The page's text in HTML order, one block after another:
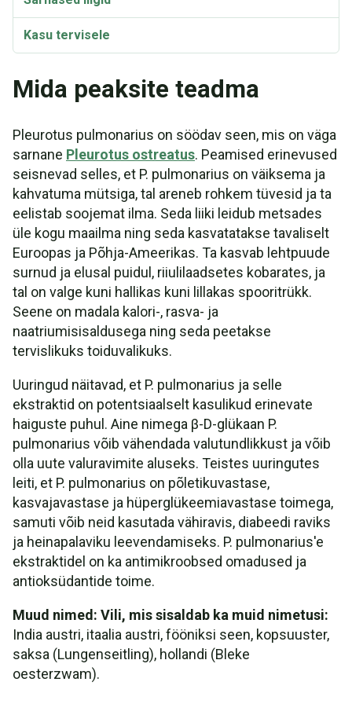
Kasu tervisele
Pleurotus pulmonarius Märkused
Kasvatamine
Sünonüümid ja sordid
Pleurotus pulmonarius Video
Mida peaksite teadma
Pleurotus pulmonarius on söödav seen, mis on väga
sarnane Pleurotus ostreatus. Peamised erinevused
seisnevad selles, et P. pulmonarius on väiksema ja
kahvatuma mütsiga, tal areneb rohkem tüvesid ja ta
eelistab soojemat ilma. Seda liiki leidub metsades
üle kogu maailma ning seda kasvatatakse tavaliselt
Euroopas ja Põhja-Ameerikas. Ta kasvab lehtpuude
surnud ja elusal puidul, riiulilaadsetes kobarates, ja
tal on valge kuni hallikas kuni lillakas spooritrükk.
Seene on madala kalori-, rasva- ja
naatriumisisaldusega ning seda peetakse
tervislikuks toiduvalikuks.
Uuringud näitavad, et P. pulmonarius ja selle
ekstraktid on potentsiaalselt kasulikud erinevate
haiguste puhul. Aine nimega β-D-glükaan P.
pulmonarius võib vähendada valutundlikkust ja võib
olla uute valuravimite aluseks. Teistes uuringutes
leiti, et P. pulmonarius on põletikuvastase,
kasvajavastase ja hüperglükeemiavastase toimega,
samuti võib neid kasutada vähiravis, diabeedi raviks
ja heinapalaviku leevendamiseks. P. pulmonarius'e
ekstraktidel on ka antimikroobsed omadused ja
antioksüdantide toime.
Muud nimed: Vili, mis sisaldab ka muid nimetusi:
India austri, itaalia austri, fööniksi seen, kopsuuster,
saksa (Lungenseitling), hollandi (Bleke
oesterzwam).